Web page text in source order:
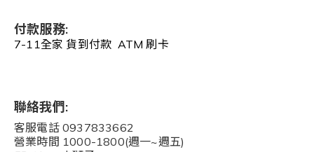
付款服務:
7-11全家 貨到付款 ATM 刷卡
聯絡我們:
客服電話 0937833662
營業時間 1000-1800(週一~週五)